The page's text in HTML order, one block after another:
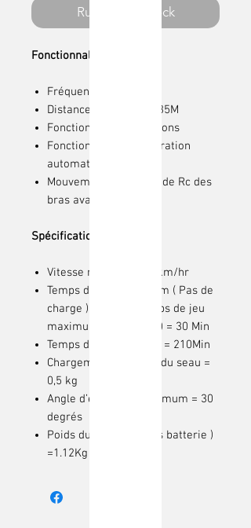
Rupture de stock
Fonctionnalités :
Fréquence: 2.4G
Distance de contrôle: 35M
Fonctions lumière et sons
Fonctions de démonstration
automatique
Mouvement individuel de Rc des
bras avant et du seau
Spécifications :
Vitesse maximale = 3km/hr
Temps de jeu maximum ( Pas de
charge ) = 40 Min temps de jeu
maximum ( Off -Road ) = 30 Min
Temps de chargement = 210Min
Chargement maximal du seau =
0,5 kg
Angle d’escalade maximum = 30
degrés
Poids du produit ( hors batterie )
=1.12Kg